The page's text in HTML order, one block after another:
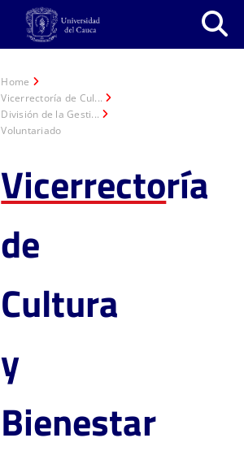
Home
Vicerrectoría de Cul...
División de la Gesti...
Voluntariado
Vicerrectoría
de
Cultura
y
Bienestar